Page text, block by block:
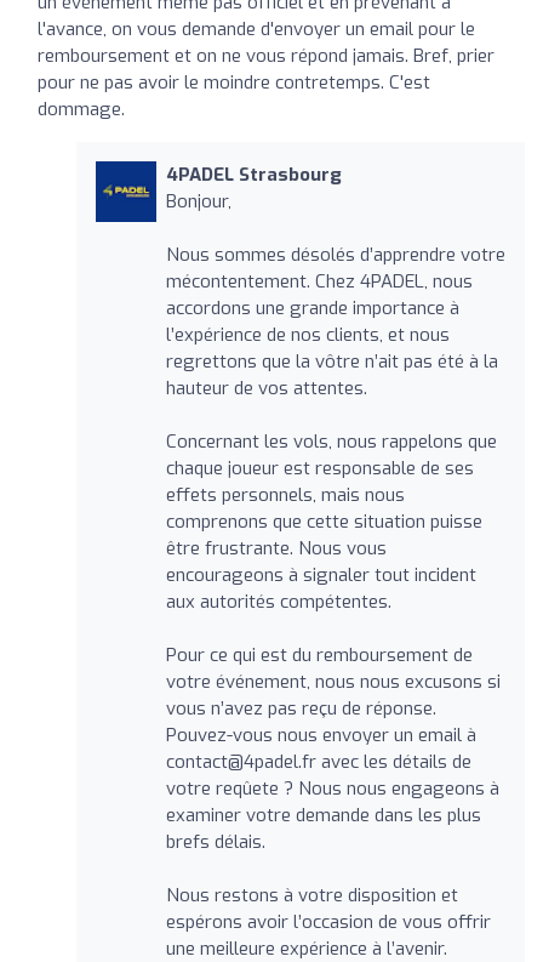
l'avance, on vous demande d'envoyer un email pour le
remboursement et on ne vous répond jamais. Bref, prier
pour ne pas avoir le moindre contretemps. C'est
dommage.
4PADEL Strasbourg
Bonjour,
Nous sommes désolés d’apprendre votre
mécontentement. Chez 4PADEL, nous
accordons une grande importance à
l’expérience de nos clients, et nous
regrettons que la vôtre n’ait pas été à la
hauteur de vos attentes.
Concernant les vols, nous rappelons que
chaque joueur est responsable de ses
effets personnels, mais nous
comprenons que cette situation puisse
être frustrante. Nous vous
encourageons à signaler tout incident
aux autorités compétentes.
Pour ce qui est du remboursement de
votre événement, nous nous excusons si
vous n’avez pas reçu de réponse.
Pouvez-vous nous envoyer un email à
contact@4padel.fravec les détails de
votre reqûete ? Nous nous engageons à
examiner votre demande dans les plus
brefs délais.
Nous restons à votre disposition et
espérons avoir l’occasion de vous offrir
une meilleure expérience à l’avenir.